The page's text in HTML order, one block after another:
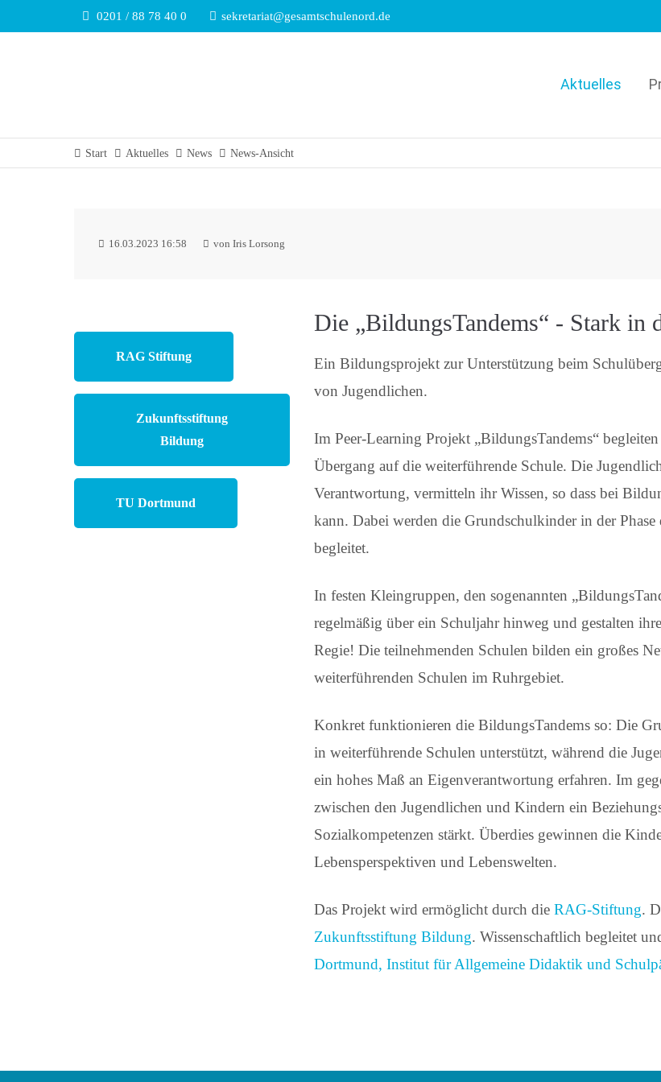
0201 / 88 78 40 0 sekretariat@gesamtschulenord.de
Aktuelles
Start Aktuelles News News-Ansicht
16.03.2023 16:58 von Iris Lorsong
RAG Stiftung
Zukunftsstiftung
Bildung
TU Dortmund
Die „BildungsTandems“ - Stark in
Ein Bildungsprojekt zur Unterstützung beim
von Jugendlichen.
Im Peer-Learning Projekt „BildungsTandems“
Übergang auf die weiterführende Schule. Die
Verantwortung, vermitteln ihr Wissen, so dass bei
kann. Dabei werden die Grundschulkinder in der
begleitet.
In festen Kleingruppen, den sogenannten
regelmäßig über ein Schuljahr hinweg und gestalten
Regie! Die teilnehmenden Schulen bilden ein großes
weiterführenden Schulen im Ruhrgebiet.
Konkret funktionieren die BildungsTandems so: Die
in weiterführende Schulen unterstützt, während die
ein hohes Maß an Eigenverantwortung erfahren. Im
zwischen den Jugendlichen und Kindern ein
Sozialkompetenzen stärkt. Überdies gewinnen die
Lebensperspektiven und Lebenswelten.
Das Projekt wird ermöglicht durch die RAG-Stiftung.
Zukunftsstiftung Bildung. Wissenschaftlich begleitet
Dortmund, Institut für Allgemeine Didaktik und